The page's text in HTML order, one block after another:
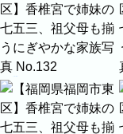
産
民泊
店舗・
ル
料理 ECサイ
からご予約まで、24時間